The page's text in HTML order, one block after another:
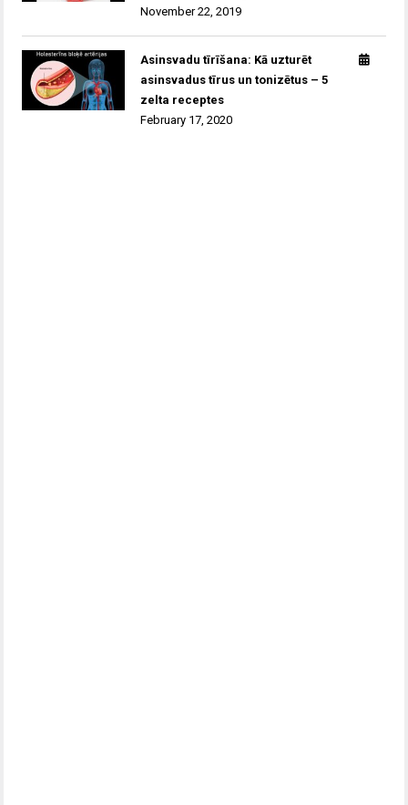
November 22, 2019
Asinsvadu tīrīšana: Kā uzturēt
asinsvadus tīrus un tonizētus – 5
zelta receptes
February 17, 2020